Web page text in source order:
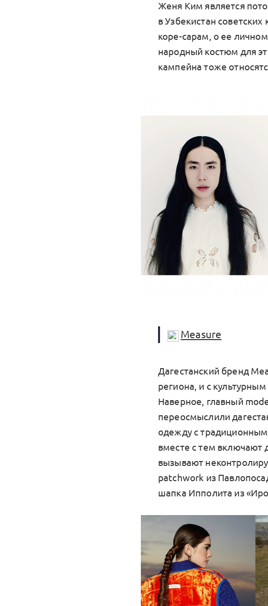
Женя Ким является
в Узбекистан
коре-сарам, о ее
народный костюм для
кампейна тоже
Measure
Дагестанский бренд
региона, и с
Наверное, главный
переосмыслили
одежду с
вместе с тем включают
вызывают
patchwork из
шапка Ипполита из